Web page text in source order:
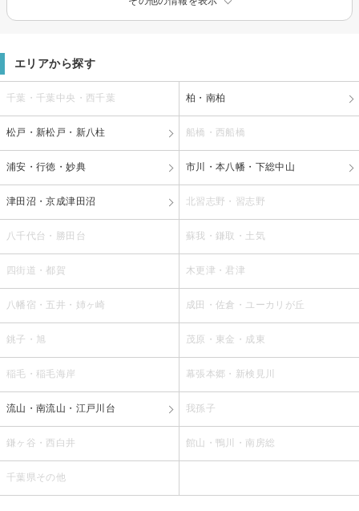
エリアから探す
千葉・千葉中央・西千葉 柏・南柏
松戸・新松戸・新八柱 船橋・西船橋
浦安・行徳・妙典 市川・本八幡・下総中山
津田沼・京成津田沼 北習志野・習志野
八千代台・勝田台 蘇我・鎌取・土気
四街道・都賀 木更津・君津
八幡宿・五井・姉ヶ崎 成田・佐倉・ユーカリが丘
銚子・旭 茂原・東金・成東
稲毛・稲毛海岸 幕張本郷・新検見川
流山・南流山・江戸川台 我孫子
鎌ヶ谷・西白井 館山・鴨川・南房総
千葉県その他